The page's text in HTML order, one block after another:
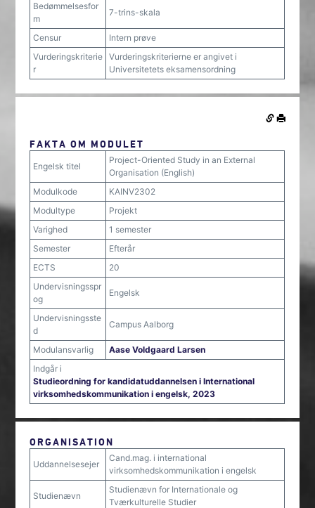
Bedømmelsesfor
m
7-trins-skala
Censur
Intern prøve
Vurderingskriterie
r
Vurderingskriterierne er angivet i
Universitetets eksamensordning
FAKTA OM MODULET
Engelsk titel
Project-Oriented Study in an External
Organisation (English)
Modulkode
KAINV2302
Modultype
Projekt
Varighed
1 semester
Semester
Efterår
ECTS
20
Undervisningsspr
og
Engelsk
Undervisningsste
d
Campus Aalborg
Modulansvarlig
Aase Voldgaard Larsen
Indgår i
Studieordning for kandidatuddannelsen i International
virksomhedskommunikation i engelsk, 2023
ORGANISATION
Uddannelsesejer
Cand.mag. i international
virksomhedskommunikation i engelsk
Studienævn
Studienævn for Internationale og
Tværkulturelle Studier